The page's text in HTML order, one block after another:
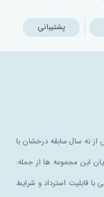
پشتیبانی
نه سال سابقه درخشان با
این مجموعه ها از جمله:
قابلیت استرداد و شرایط